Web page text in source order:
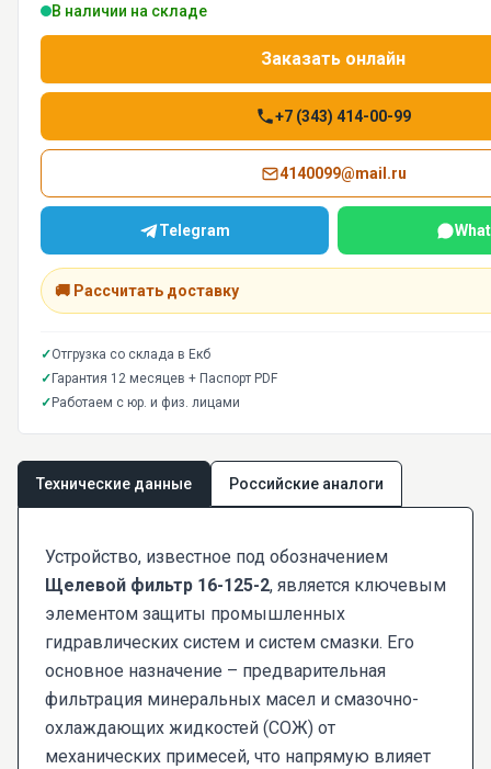
В наличии на складе
Заказать онлайн
+7 (343) 414-00-99
4140099@mail.ru
Telegram
🚚 Рассчитать доставку
✓Отгрузка со склада в Екб
✓ Гарантия 12 месяцев + Паспорт PDF
✓ Работаем с юр. и физ. лицами
Технические данные Российские аналоги
Устройство, известное под обозначением
Щелевой фильтр 16-125-2, является ключевым
элементом защиты промышленных
гидравлических систем и систем смазки. Его
основное назначение – предварительная
фильтрация минеральных масел и смазочно-
охлаждающих жидкостей (СОЖ) от
механических примесей, что напрямую влияет